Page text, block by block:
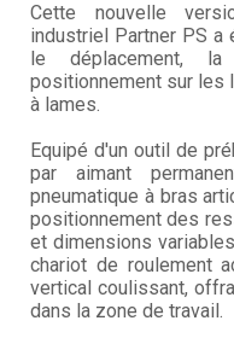
Cette nouvelle
industriel Partner PS a
le déplacement,
positionnement sur les
à lames.
Equipé d'un outil de
par aimant
pneumatique à bras
positionnement des
et dimensions
chariot de roulement
vertical coulissant,
dans la zone de travail.